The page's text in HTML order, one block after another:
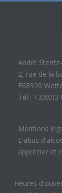
André
2, rue de la
F68920
Tél : +33(0)3
Mentions
L'abus
apprécier et
Heures